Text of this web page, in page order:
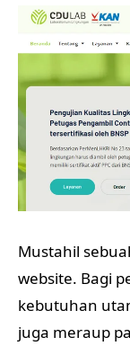
Mustahil
website. Bagi
kebutuhan
juga meraup